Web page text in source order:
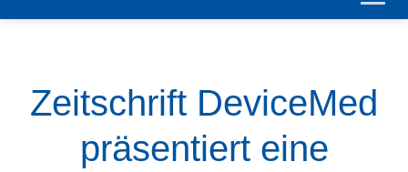
Zeitschrift DeviceMed
präsentiert eine